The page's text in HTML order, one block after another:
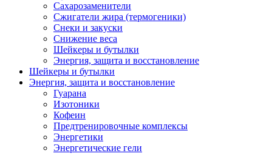
Сахарозаменители
Сжигатели жира (термогеники)
Снеки и закуски
Снижение веса
Шейкеры и бутылки
Энергия, защита и восстановление
Шейкеры и бутылки
Энергия, защита и восстановление
Гуарана
Изотоники
Кофеин
Предтренировочные комплексы
Энергетики
Энергетические гели